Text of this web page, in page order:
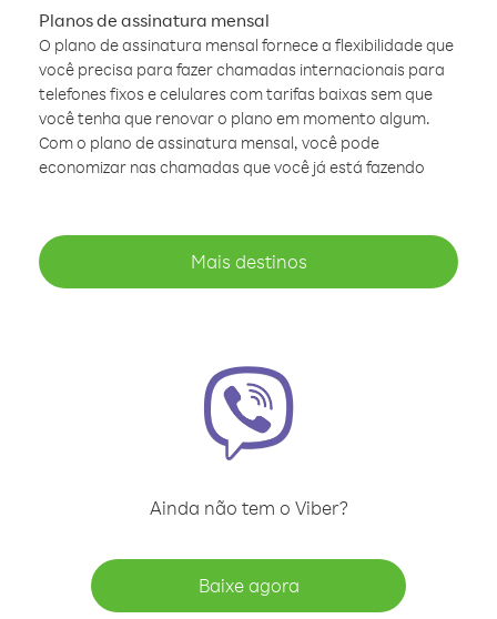
Planos de assinatura mensal
O plano de assinatura mensal fornece a flexibilidade que
você precisa para fazer chamadas internacionais para
telefones fixos e celulares com tarifas baixas sem que
você tenha que renovar o plano em momento algum.
Com o plano de assinatura mensal, você pode
economizar nas chamadas que você já está fazendo
Mais destinos
Ainda não tem o Viber?
Baixe agora